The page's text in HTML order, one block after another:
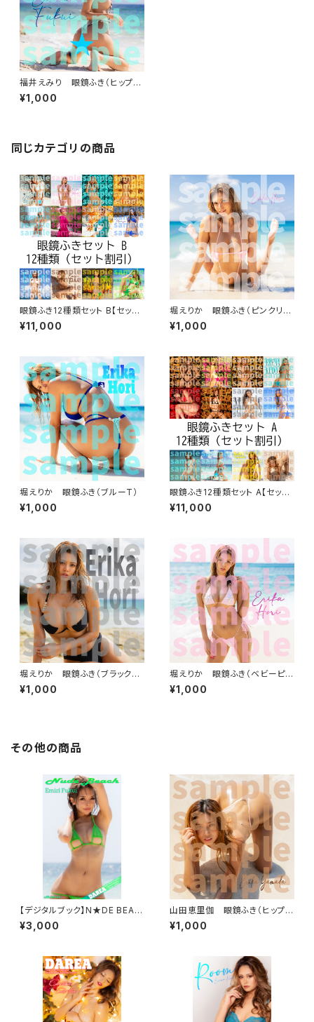
福井えみり 眼鏡ふき（ヒップビ
ーチ）
¥1,000
同じカテゴリの商品
眼鏡ふき12種類セット B【セット
割引】
¥11,000
堀えりか 眼鏡ふき（ピンクリボ
ン）
¥1,000
堀えりか 眼鏡ふき（ブルーT）
¥1,000
眼鏡ふき12種類セット A【セット
割引】
¥11,000
堀えりか 眼鏡ふき（ブラックビ
ーチ）
¥1,000
堀えりか 眼鏡ふき（ベビーピン
ク）
¥1,000
その他の商品
【デジタルブック】N★DE BEAC
H 福井えみり DAREA Dream
Factory Magazine
¥3,000
山田恵里伽 眼鏡ふき（ヒップサ
ンド）
¥1,000